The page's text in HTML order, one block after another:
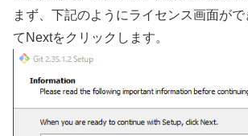
まず、下記のようにライセンス画面が
てNextをクリックします。